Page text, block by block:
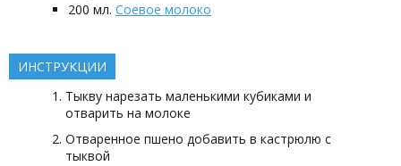
200 мл. Соевое молоко
ИНСТРУКЦИИ
Тыкву нарезать маленькими кубиками и
отварить на молоке
Отваренное пшено добавить в кастрюлю с
тыквой